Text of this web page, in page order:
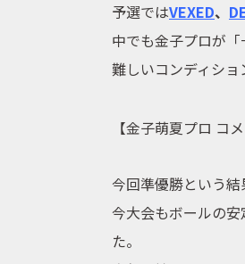
予選ではVEXED、
中でも金子プロが
難しいコンディシ
【金子萌夏プロ コメ
今回準優勝という
今大会もボールの
た。